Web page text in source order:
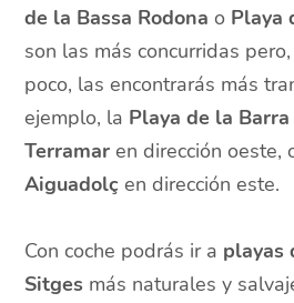
de la Bassa Rodonao Playa
son las más concurridas
poco, las encontrarás más
ejemplo, la Playa de la Barra
Terramar en dirección oeste,
Aiguadolç en dirección este.
Con coche podrás ir a playas
Sitges más naturales y